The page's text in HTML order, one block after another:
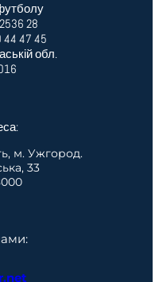
28
47 45
обл.
м. Ужгород.
33